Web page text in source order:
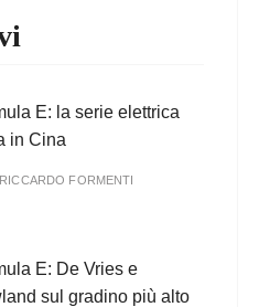
E: la serie elettrica
in Cina
RICCARDO FORMENTI
E: De Vries e
sul gradino più alto